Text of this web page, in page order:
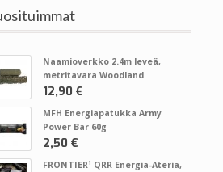
Naamioverkko 2.4m leveä,
metritavara Woodland
12,90 €
MFH Energiapatukka Army
Power Bar 60g
2,50 €
FRONTIER¹ QRR Energia-Ateria,